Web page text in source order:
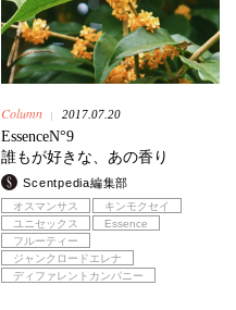
Column 2017.07.20
EssenceN°9
誰もが好きな、あの香り
Scentpedia編集部
オスマンサス
キンモクセイ
ユニセックス
Essence
フルーティー
ジャンクロードエレナ
ディファレントカンパニー